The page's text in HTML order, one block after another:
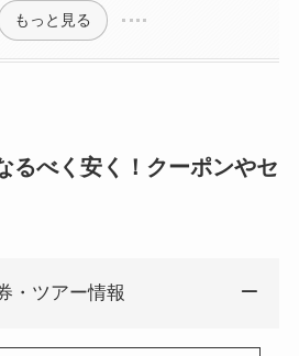
もっと見る
るべく安く！クーポンやセ
・ツアー情報